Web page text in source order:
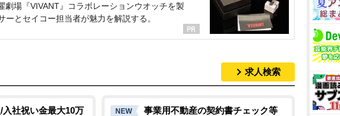
劇場『VIVANT』コラボレーションウオッチを製
ーとセイコー担当者が魅力を解説する。
求人検索
社祝い金最大10万
NEW
事業用不動産の契約書チェック等